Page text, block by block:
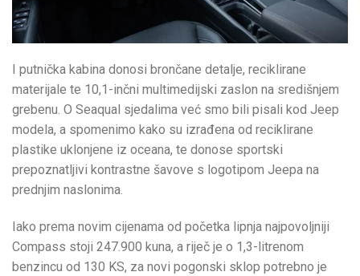
I putnička kabina donosi brončane detalje, reciklirane
materijale te 10,1-inčni multimedijski zaslon na središnjem
grebenu. O Seaqual sjedalima već smo bili pisali kod Jeep
modela, a spomenimo kako su izrađena od reciklirane
plastike uklonjene iz oceana, te donose sportski
prepoznatljivi kontrastne šavove s logotipom Jeepa na
prednjim naslonima.
Iako prema novim cijenama od početka lipnja najpovoljniji
Compass stoji 247.900 kuna, a riječ je o 1,3-litrenom
benzincu od 130 KS, za novi pogonski sklop potrebno je